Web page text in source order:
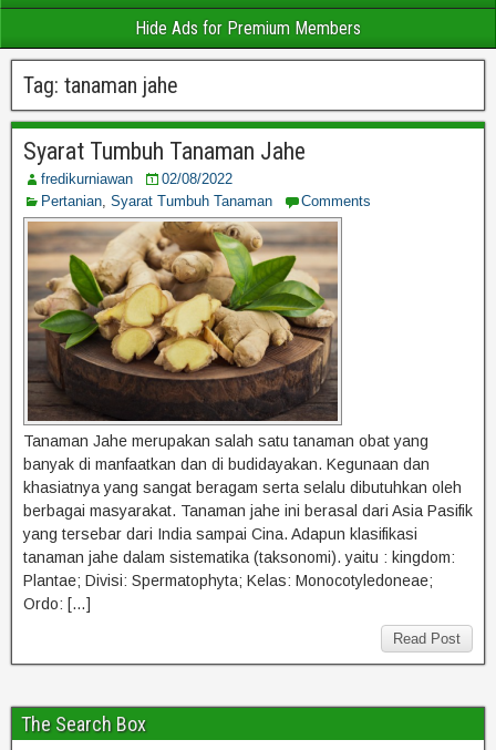
Hide Ads for Premium Members
Tag: tanaman jahe
Syarat Tumbuh Tanaman Jahe
fredikurniawan
02/08/2022
Pertanian, Syarat Tumbuh Tanaman Comments
Tanaman Jahe merupakan salah satu tanaman obat yang
banyak di manfaatkan dan di budidayakan. Kegunaan dan
khasiatnya yang sangat beragam serta selalu dibutuhkan oleh
berbagai masyarakat. Tanaman jahe ini berasal dari Asia Pasifik
yang tersebar dari India sampai Cina. Adapun klasifikasi
tanaman jahe dalam sistematika (taksonomi). yaitu : kingdom:
Plantae; Divisi: Spermatophyta; Kelas: Monocotyledoneae;
Ordo: […]
Read Post
The Search Box